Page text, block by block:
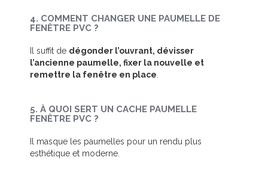
4. COMMENT CHANGER UNE PAUMELLE DE
FENÊTRE PVC ?
Il suffit de dégonder l’ouvrant, dévisser
l’ancienne paumelle, fixer la nouvelle et
remettre la fenêtre en place
5. À QUOI SERT UN CACHE PAUMELLE
FENÊTRE PVC ?
Il masque les paumelles pour un rendu plus
esthétique et moderne.